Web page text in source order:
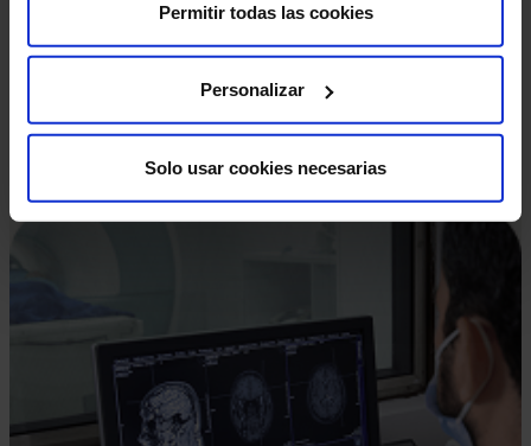
Permitir todas las cookies
Personalizar
Solo usar cookies necesarias